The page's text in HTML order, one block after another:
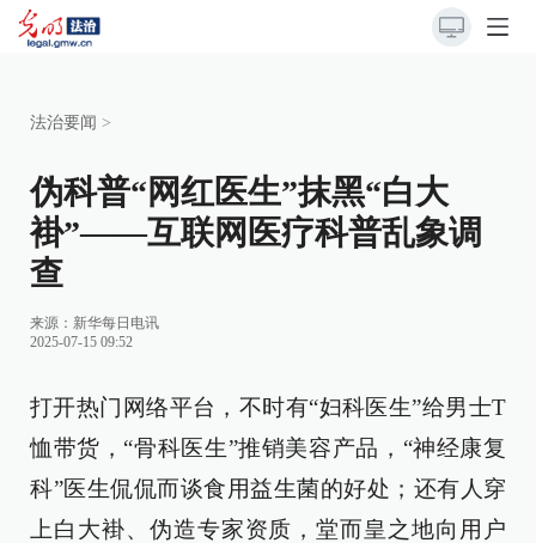
法治要闻 >
伪科普“网红医生”抹黑“白大
褂”——互联网医疗科普乱象调
查
来源： 新华每日电讯
2025-07-15 09:52
打开热门网络平台，不时有“妇科医生”给男士T
恤带货，“骨科医生”推销美容产品，“神经康复
科”医生侃侃而谈食用益生菌的好处；还有人穿
上白大褂、伪造专家资质，堂而皇之地向用户